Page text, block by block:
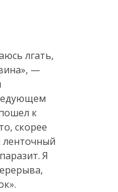
лгать,
—
к
скорее
ленточный
Я